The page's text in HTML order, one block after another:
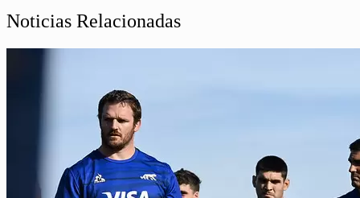
Noticias Relacionadas